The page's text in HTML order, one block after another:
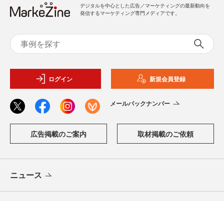
デジタルを中心とした広告／マーケティングの最新動向を
発信するマーケティング専門メディアです。
ログイン 新規会員登録
メールバックナンバー
広告掲載のご案内 取材掲載のご依頼
ニュース